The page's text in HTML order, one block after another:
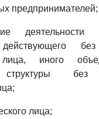
предпринимателей;
деятельности
лица, иного
структуры без
лица;